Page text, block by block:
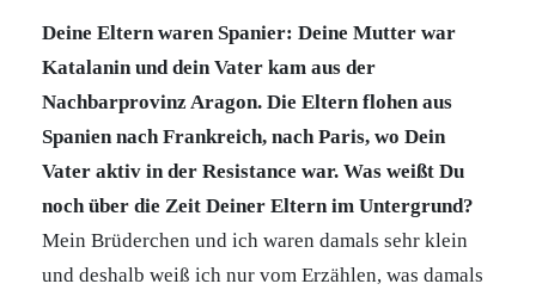
Deine Eltern waren Spanier: Deine Mutter war
Katalanin und dein Vater kam aus der
Nachbarprovinz Aragon. Die Eltern flohen aus
Spanien nach Frankreich, nach Paris, wo Dein
Vater aktiv in der Resistance war. Was weißt Du
noch über die Zeit Deiner Eltern im Untergrund?
Mein Brüderchen und ich waren damals sehr klein
und deshalb weiß ich nur vom Erzählen, was damals